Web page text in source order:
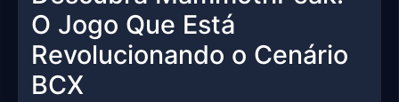
O Jogo Que Está
Revolucionando o Cenário
BCX